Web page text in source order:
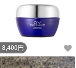
8,400 円